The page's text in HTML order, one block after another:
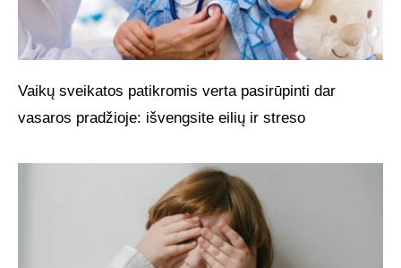
Vaikų sveikatos patikromis verta pasirūpinti dar
vasaros pradžioje: išvengsite eilių ir streso